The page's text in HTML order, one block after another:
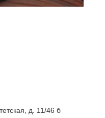
д. 11/46 б